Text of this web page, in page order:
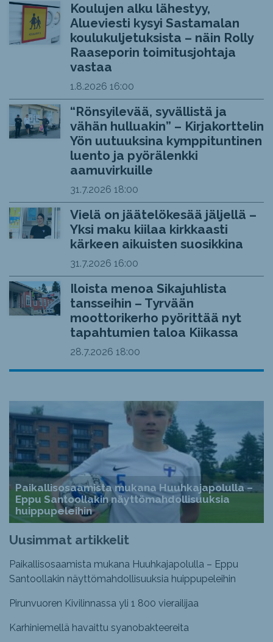
Koulujen alku lähestyy,
Alueviesti kysyi Sastamalan
koulukuljetuksista – näin Rolly
Raaseporin toimitusjohtaja
vastaa
1.8.2026 16:00
“Rönsyilevää, syvällistä ja
vähän hulluakin” – Kirjakorttelin
Yön uutuuksina kymppituntinen
luento ja pyörälenkki
aamuvirkuille
31.7.2026 18:00
Vielä on jäätelökesää jäljellä –
Yksi maku kiilaa kirkkaasti
kärkeen aikuisten suosikkina
31.7.2026 16:00
Iloista menoa Sikajuhlista
tansseihin – Tyrvään
moottorikerho pyörittää nyt
tapahtumien taloa Kiikassa
28.7.2026 18:00
Paikallisosaamista mukana Huuhkajapolulla –
Eppu Santoollakin näyttömahdollisuuksia
huippupeleihin
Uusimmat artikkelit
Paikallisosaamista mukana Huuhkajapolulla – Eppu
Santoollakin näyttömahdollisuuksia huippupeleihin
Pirunvuoren Kivilinnassa yli 1 800 vierailijaa
Karhiniemellä havaittu syanobakteereita